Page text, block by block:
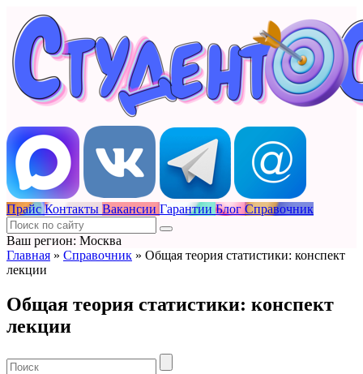
Прайс Контакты Вакансии Гарантии Блог Справочник
Ваш регион: Москва
Главная » Справочник » Общая теория статистики: конспект
лекции
Общая теория статистики: конспект
лекции